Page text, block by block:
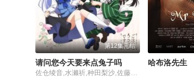
第12集完结
请问您今天要来点兔子吗 哈布洛先生